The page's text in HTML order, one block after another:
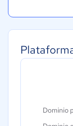
Dominio